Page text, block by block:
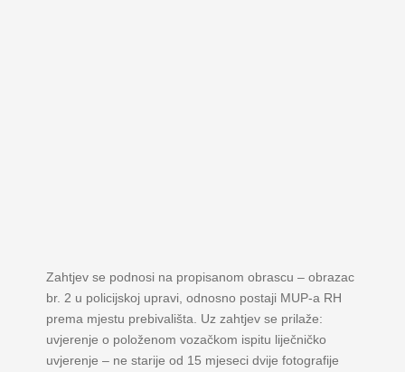
Zahtjev se podnosi na propisanom obrascu – obrazac
br. 2 u policijskoj upravi, odnosno postaji MUP-a RH
prema mjestu prebivališta. Uz zahtjev se prilaže:
uvjerenje o položenom vozačkom ispitu liječničko
uvjerenje – ne starije od 15 mjeseci dvije fotografije